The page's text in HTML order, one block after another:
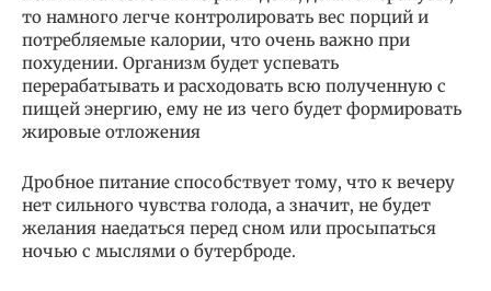
то намного легче контролировать вес порций и
потребляемые калории, что очень важно при
похудении. Организм будет успевать
перерабатывать и расходовать всю полученную с
пищей энергию, ему не из чего будет формировать
жировые отложения
Дробное питание способствует тому, что к вечеру
нет сильного чувства голода, а значит, не будет
желания наедаться перед сном или просыпаться
ночью с мыслями о бутерброде.